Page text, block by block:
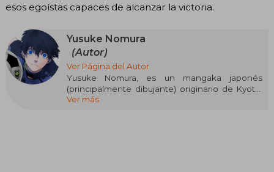
esos egoístas capaces de alcanzar la victoria.
Yusuke Nomura
(Autor)
Ver Página del Autor
Yusuke Nomura, es un mangaka japonés
(principalmente dibujante) originario de Kyoto,
Japón. Actualmente trabaja para Kōdansha, Ltd.
Ver más